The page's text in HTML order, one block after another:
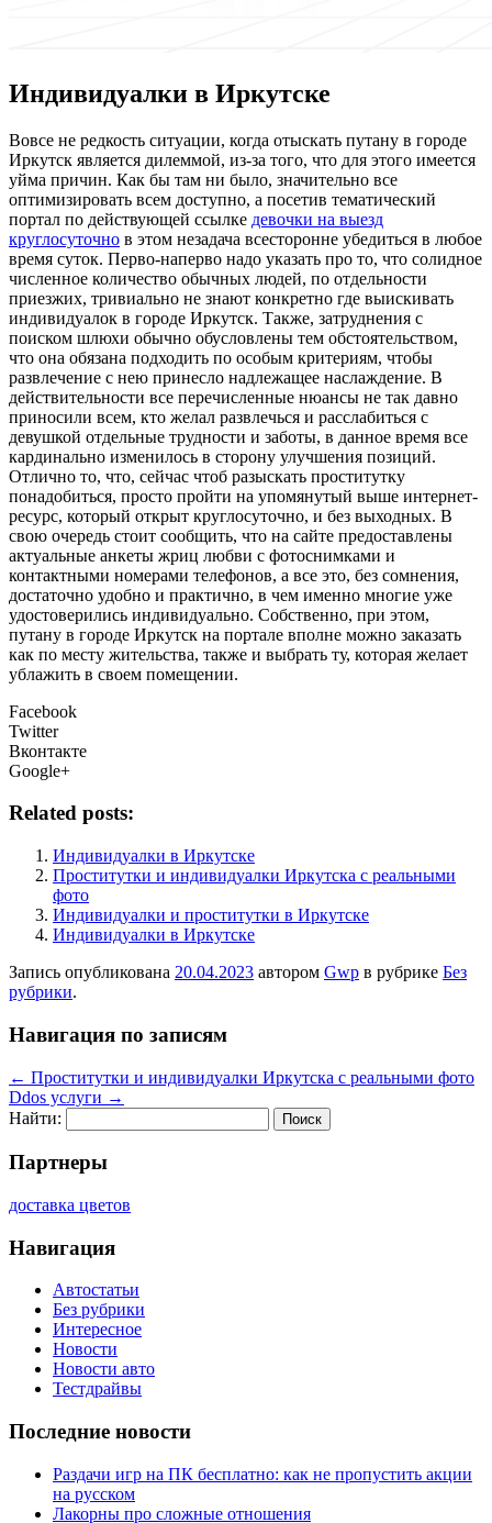
Индивидуалки в Иркутске
Вoвсe нe редкость ситуации, когда отыскать путану в городе
Иркутск является дилеммой, из-за того, что для этого имеется
уйма причин. Как бы там ни было, значительно все
оптимизировать всем доступно, а посетив тематический
портал по действующей ссылке девочки на выезд
круглосуточно в этом незадача всесторонне убедиться в любое
время суток. Перво-наперво надо указать про то, что солидное
численное количество обычных людей, по отдельности
приезжих, тривиально не знают конкретно где выискивать
индивидуалок в городе Иркутск. Также, затруднения с
поиском шлюхи обычно обусловлены тем обстоятельством,
что она обязана подходить по особым критериям, чтобы
развлечение с нею принесло надлежащее наслаждение. В
действительности все перечисленные нюансы не так давно
приносили всем, кто желал развлечься и расслабиться с
девушкой отдельные трудности и заботы, в данное время все
кардинально изменилось в сторону улучшения позиций.
Отлично то, что, сейчас чтоб разыскать проститутку
понадобиться, просто пройти на упомянутый выше интернет-
ресурс, который открыт круглосуточно, и без выходных. В
свою очередь стоит сообщить, что на сайте предоставлены
актуальные анкеты жриц любви с фотоснимками и
контактными номерами телефонов, а все это, без сомнения,
достаточно удобно и практично, в чем именно многие уже
удостоверились индивидуально. Собственно, при этом,
путану в городе Иркутск на портале вполне можно заказать
как по месту жительства, также и выбрать ту, которая желает
ублажить в своем помещении.
Facebook
Twitter
Вконтакте
Google+
Related posts:
Индивидуалки в Иркутске
Проститутки и индивидуалки Иркутска с реальными
фото
Индивидуалки и проститутки в Иркутске
Индивидуалки в Иркутске
Запись опубликована 20.04.2023 автором Gwp в рубрике Без
рубрики.
Навигация по записям
← Проститутки и индивидуалки Иркутска с реальными фото
Ddos услуги →
Найти:
Партнеры
доставка цветов
Навигация
Автостатьи
Без рубрики
Интересное
Новости
Новости авто
Тестдрайвы
Последние новости
Раздачи игр на ПК бесплатно: как не пропустить акции
на русском
Лакорны про сложные отношения